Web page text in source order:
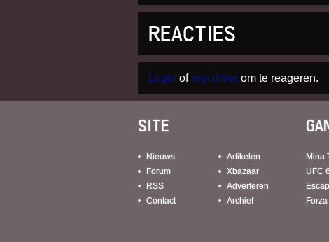
REACTIES
Login of registreer om te reageren.
SITE
Nieuws
Artikelen
Forum
Xbazaar
RSS
Adverteren
Contact
Archief
Mina
UFC